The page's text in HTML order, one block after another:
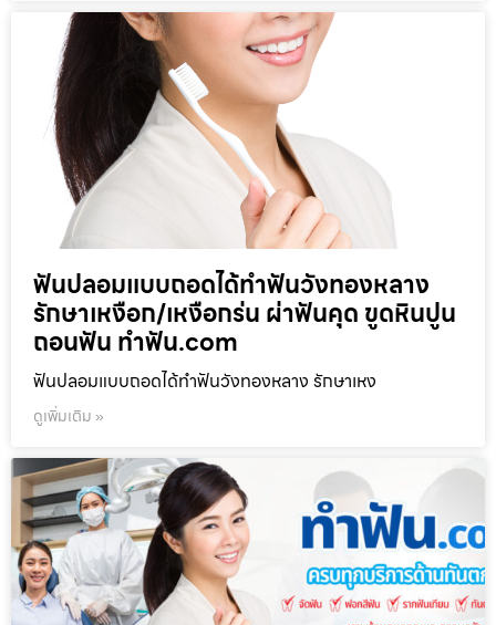
ฟันปลอมแบบถอดได้ทำฟันวังทองหลาง
รักษาเหงือก/เหงือกร่น ผ่าฟันคุด ขูดหินปูน
ถอนฟัน ทำฟัน.com
ฟันปลอมแบบถอดได้ทำฟันวังทองหลาง รักษาเหง
ดูเพิ่มเติม »